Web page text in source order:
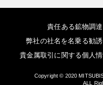
責任ある鉱物調
弊社の社名を名乗る勧
貴金属取引に関する個人
Copyright © 2020
ALL